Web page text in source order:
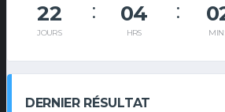
22
JOURS
04
HRS
DERNIER RÉSULTAT